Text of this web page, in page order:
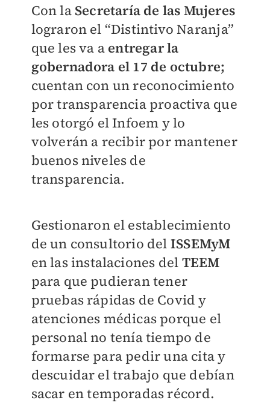
Con laSecretaría de las Mujeres
lograron el “Distintivo Naranja”
que les va aentregar la
gobernadora el 17 de octubre;
cuentan con un reconocimiento
por transparencia proactiva que
les otorgó el Infoem y lo
volverán a recibir por mantener
buenos niveles de
transparencia.
Gestionaron el establecimiento
de un consultorio del ISSEMyM
en las instalaciones del TEEM
para que pudieran tener
pruebas rápidas de Covid y
atenciones médicas porque el
personal no tenía tiempo de
formarse para pedir una cita y
descuidar el trabajo que debían
sacar en temporadas récord.